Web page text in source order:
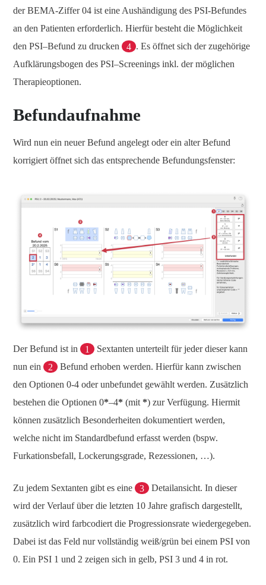
der BEMA-Ziffer 04 ist eine Aushändigung des PSI-Befundes
an den Patienten erforderlich. Hierfür besteht die Möglichkeit
den PSI–Befund zu drucken
4 . Es öffnet sich der zugehörige
Aufklärungsbogen des PSI–Screenings inkl. der möglichen
Therapieoptionen.
Befundaufnahme
Wird nun ein neuer Befund angelegt oder ein alter Befund
korrigiert öffnet sich das entsprechende Befundungsfenster:
Der Befund ist in 1
Sextanten unterteilt für jeder dieser kann
nun ein
2
Befund erhoben werden. Hierfür kann zwischen
den Optionen 0-4 oder unbefundet gewählt werden. Zusätzlich
bestehen die Optionen 0*–4* (mit *) zur Verfügung. Hiermit
können zusätzlich Besonderheiten dokumentiert werden,
welche nicht im Standardbefund erfasst werden (bspw.
Furkationsbefall, Lockerungsgrade, Rezessionen, …).
Zu jedem Sextanten gibt es eine 3
Detailansicht. In dieser
wird der Verlauf über die letzten 10 Jahre grafisch dargestellt,
zusätzlich wird farbcodiert die Progressionsrate wiedergegeben.
Dabei ist das Feld nur vollständig weiß/grün bei einem PSI von
0. Ein PSI 1 und 2 zeigen sich in gelb, PSI 3 und 4 in rot.